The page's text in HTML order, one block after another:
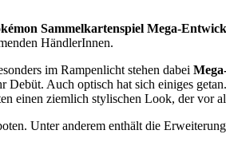
Sammelkartenspiel Mega-
HändlerInnen.
im Rampenlicht stehen dabei
Debüt. Auch optisch hat sich einiges
einen ziemlich stylischen Look, der vor
Unter anderem enthält die